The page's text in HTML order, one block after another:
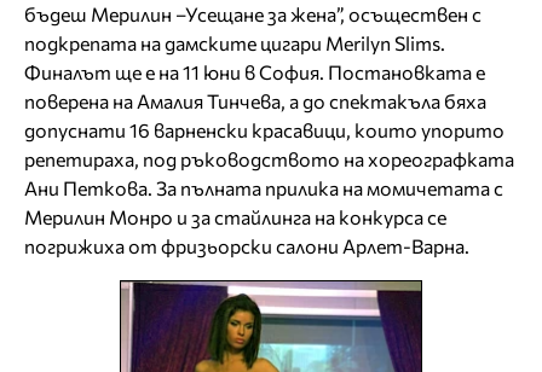
бъдеш Мерилин –Усещане за жена”, осъществен с
подкрепата на дамските цигари Merilyn Slims.
Финалът ще е на 11 юни в София. Постановката е
поверена на Амалия Тинчева, а до спектакъла бяха
допуснати 16 варненски красавици, които упорито
репетираха, под ръководството на хореографката
Ани Петкова. За пълната прилика на момичетата с
Мерилин Монро и за стайлинга на конкурса се
погрижиха от фризьорски салони Арлет-Варна.